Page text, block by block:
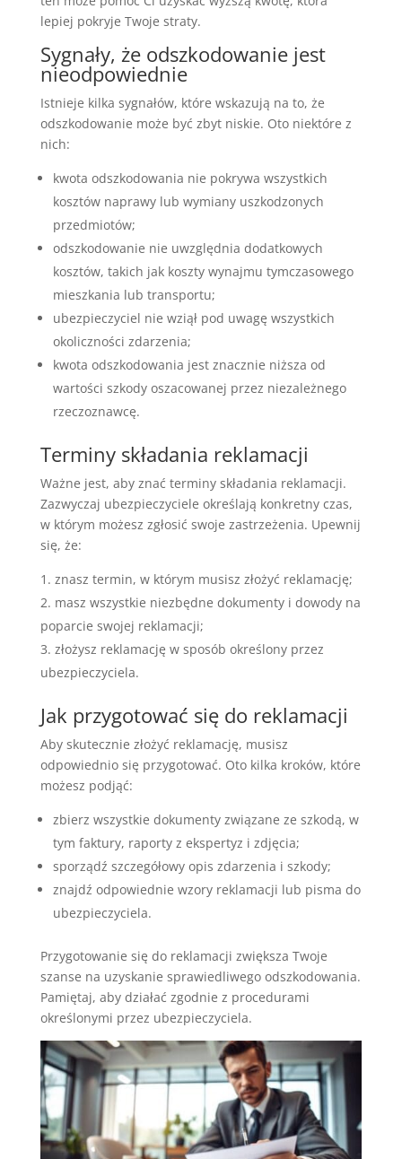
lepiej pokryje Twoje straty.
Sygnały, że odszkodowanie jest
nieodpowiednie
Istnieje kilka sygnałów, które wskazują na to, że
odszkodowanie może być zbyt niskie. Oto niektóre z
nich:
kwota odszkodowania nie pokrywa wszystkich
kosztów naprawy lub wymiany uszkodzonych
przedmiotów;
odszkodowanie nie uwzględnia dodatkowych
kosztów, takich jak koszty wynajmu tymczasowego
mieszkania lub transportu;
ubezpieczyciel nie wziął pod uwagę wszystkich
okoliczności zdarzenia;
kwota odszkodowania jest znacznie niższa od
wartości szkody oszacowanej przez niezależnego
rzeczoznawcę.
Terminy składania reklamacji
Ważne jest, aby znać terminy składania reklamacji.
Zazwyczaj ubezpieczyciele określają konkretny czas,
w którym możesz zgłosić swoje zastrzeżenia. Upewnij
się, że:
znasz termin, w którym musisz złożyć reklamację;
masz wszystkie niezbędne dokumenty i dowody na
poparcie swojej reklamacji;
złożysz reklamację w sposób określony przez
ubezpieczyciela.
Jak przygotować się do reklamacji
Aby skutecznie złożyć reklamację, musisz
odpowiednio się przygotować. Oto kilka kroków, które
możesz podjąć:
zbierz wszystkie dokumenty związane ze szkodą, w
tym faktury, raporty z ekspertyz i zdjęcia;
sporządź szczegółowy opis zdarzenia i szkody;
znajdź odpowiednie wzory reklamacji lub pisma do
ubezpieczyciela.
Przygotowanie się do reklamacji zwiększa Twoje
szanse na uzyskanie sprawiedliwego odszkodowania.
Pamiętaj, aby działać zgodnie z procedurami
określonymi przez ubezpieczyciela.